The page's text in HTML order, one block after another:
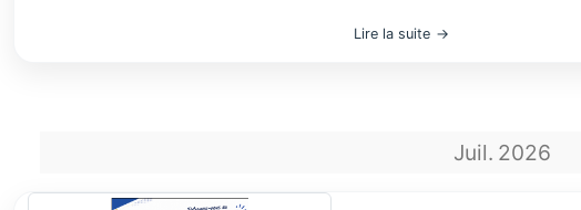
Lire la suite
Juil. 2026